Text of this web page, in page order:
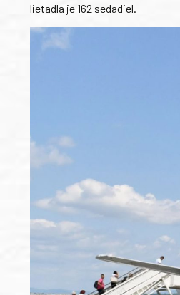
lietadla je 162 sedadiel.